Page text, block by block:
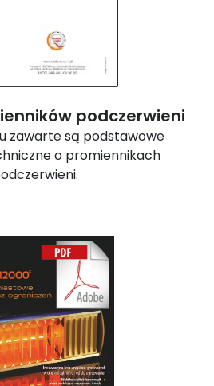
podczerwieni
zawarte są podstawowe
o promiennikach